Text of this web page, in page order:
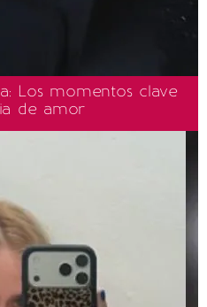
Los momentos clave
de amor